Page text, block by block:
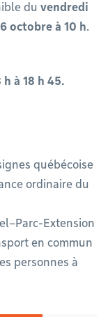
du vendredi
octobre à 10 h.
h à 18 h 45.
québécoise
ordinaire du
Extension
en commun
personnes à